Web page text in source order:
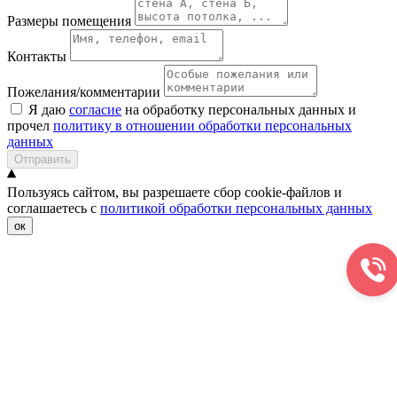
Размеры помещения
Контакты
Пожелания/комментарии
Я даю согласие на обработку персональных данных и
прочел политику в отношении обработки персональных
данных
Отправить
Пользуясь сайтом, вы разрешаете сбор cookie-файлов и
соглашаетесь с политикой обработки персональных данных
ок